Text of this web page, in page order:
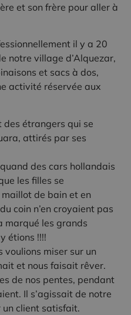
et son frère pour aller à
il y a 20
notre village d’Alquezar,
et sacs à dos,
activité réservée aux
étrangers qui se
attirés par ses
des cars hollandais
les filles se
de bain et en
coin n’en croyaient pas
marqué les grands
étions !!!!
voulions miser sur un
et nous faisait rêver.
de nos pentes, pendant
Il s’agissait de notre
un client satisfait.